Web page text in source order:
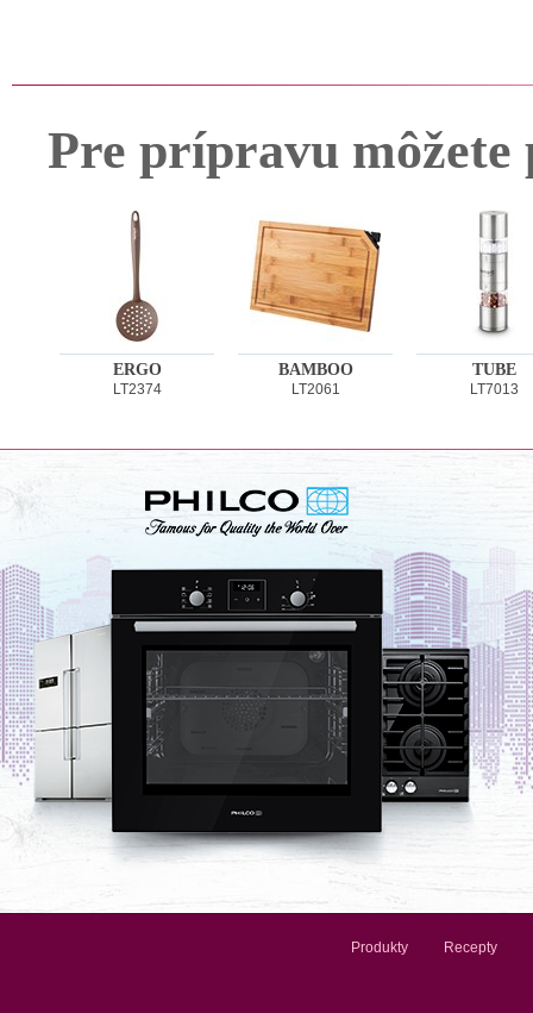
Pre prípravu
ERGO
LT2374
BAMBOO
LT2061
TUBE
LT7013
Produkty Recepty